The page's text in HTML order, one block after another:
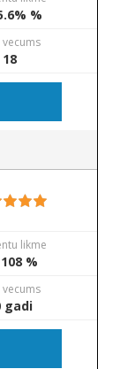
%
vecums
18
likme
%
vecums
gadi